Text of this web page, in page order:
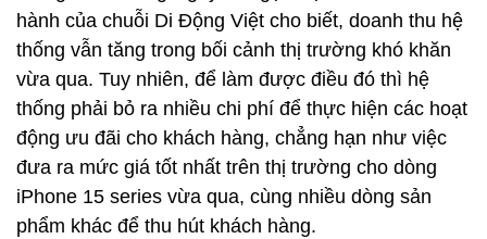
hành của chuỗi Di Động Việt cho biết, doanh thu hệ
thống vẫn tăng trong bối cảnh thị trường khó khăn
vừa qua. Tuy nhiên, để làm được điều đó thì hệ
thống phải bỏ ra nhiều chi phí để thực hiện các hoạt
động ưu đãi cho khách hàng, chẳng hạn như việc
đưa ra mức giá tốt nhất trên thị trường cho dòng
iPhone 15 series vừa qua, cùng nhiều dòng sản
phẩm khác để thu hút khách hàng.